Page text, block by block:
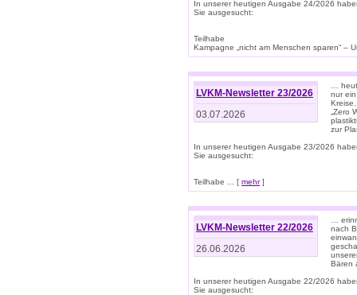
In unserer heutigen Ausgabe 24/2026
Sie ausgesucht:
Teilhabe
Kampagne „nicht am Menschen sparen“ –
LVKM-Newsletter 23/2026
03.07.2026
…
nur
„Zero
zur
In unserer heutigen Ausgabe 23/2026
Sie ausgesucht:
Teilhabe ... [ mehr]
LVKM-Newsletter 22/2026
26.06.2026
…
nach
Bären
In unserer heutigen Ausgabe 22/2026
Sie ausgesucht: